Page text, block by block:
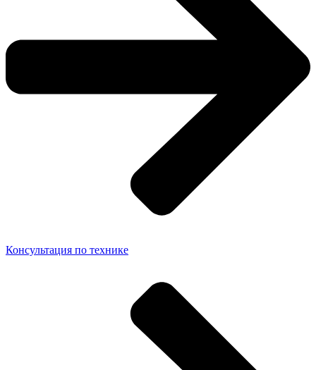
Консультация по технике